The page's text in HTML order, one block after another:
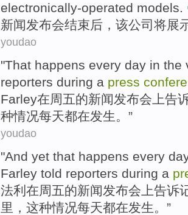
electronically-operated models.
新闻发布会结束后 ， 该公司 将展
youdao
"That happens every day in the
reporters during a press
Farley在周五的新闻发布会上告
种情况每天都在发生。”
youdao
"And yet that happens every
Farley told reporters during a
法利 在周五的新闻发布会上告诉
里 ， 这种情况每天都在发生。”